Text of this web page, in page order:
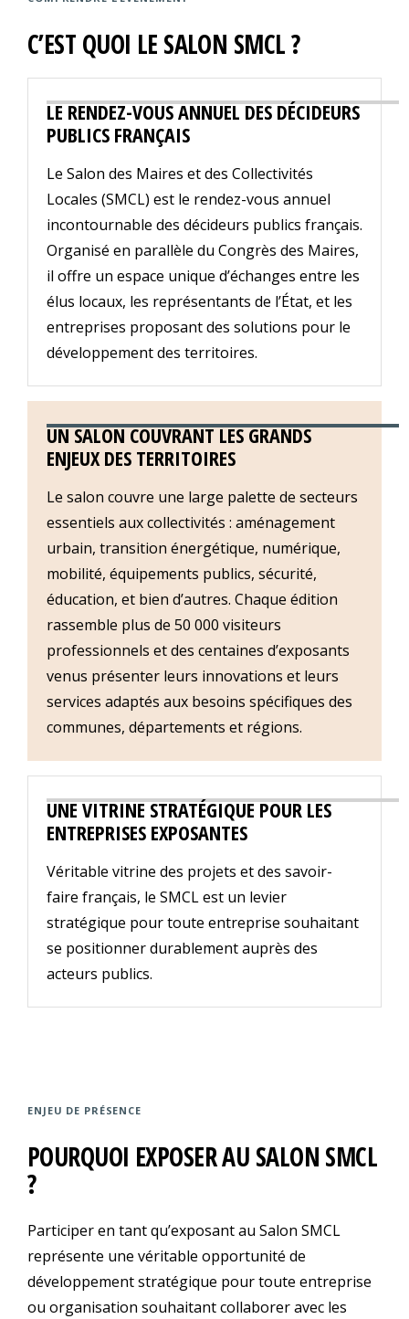
C’EST QUOI LE SALON SMCL ?
LE RENDEZ-VOUS ANNUEL DES DÉCIDEURS
PUBLICS FRANÇAIS
Le Salon des Maires et des Collectivités
Locales (SMCL) est le rendez-vous annuel
incontournable des décideurs publics français.
Organisé en parallèle du Congrès des Maires,
il offre un espace unique d’échanges entre les
élus locaux, les représentants de l’État, et les
entreprises proposant des solutions pour le
développement des territoires.
UN SALON COUVRANT LES GRANDS
ENJEUX DES TERRITOIRES
Le salon couvre une large palette de secteurs
essentiels aux collectivités : aménagement
urbain, transition énergétique, numérique,
mobilité, équipements publics, sécurité,
éducation, et bien d’autres. Chaque édition
rassemble plus de 50 000 visiteurs
professionnels et des centaines d’exposants
venus présenter leurs innovations et leurs
services adaptés aux besoins spécifiques des
communes, départements et régions.
UNE VITRINE STRATÉGIQUE POUR LES
ENTREPRISES EXPOSANTES
Véritable vitrine des projets et des savoir-
faire français, le SMCL est un levier
stratégique pour toute entreprise souhaitant
se positionner durablement auprès des
acteurs publics.
ENJEU DE PRÉSENCE
POURQUOI EXPOSER AU SALON SMCL
?
Participer en tant qu’exposant au Salon SMCL
représente une véritable opportunité de
développement stratégique pour toute entreprise
ou organisation souhaitant collaborer avec les